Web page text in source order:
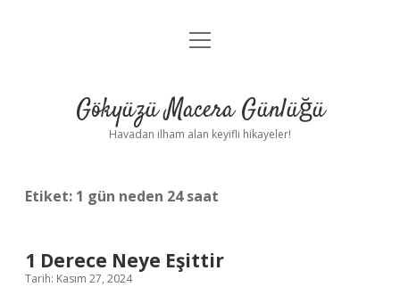
Anasayfa
Yasal Uyarı
menüyü
Gökyüzü Macera Günlüğü
Havadan ilham alan keyifli hikayeler!
Etiket: 1 gün neden 24 saat
1 Derece Neye Eşittir
Tarih: Kasım 27, 2024